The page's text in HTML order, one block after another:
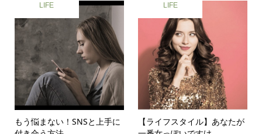
LIFE
もう悩まない！SNSと上手に
LIFE
【ライフスタイル】あなたが